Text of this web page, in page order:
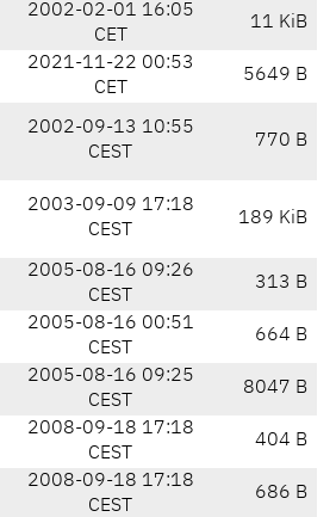
2002-02-01 16:05
CET
11 KiB
2021-11-22 00:53
CET
5649 B
2002-09-13 10:55
CEST
770 B
2003-09-09 17:18
CEST
189 KiB
2005-08-16 09:26
CEST
313 B
2005-08-16 00:51
CEST
664 B
2005-08-16 09:25
CEST
8047 B
2008-09-18 17:18
CEST
404 B
2008-09-18 17:18
CEST
686 B